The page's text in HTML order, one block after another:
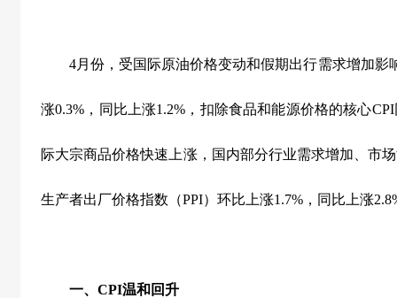
4月份，受国际原油价格变动和假期出行需求增加影
涨0.3% ，同比上涨1.2% ，扣除食品和能源价格的核心CPI
际大宗商品价格快速上涨，国内部分行业需求增加、市
生产者出厂价格指数（PPI）环比上涨1.7% ，同比上涨
一、 CPI温和回升